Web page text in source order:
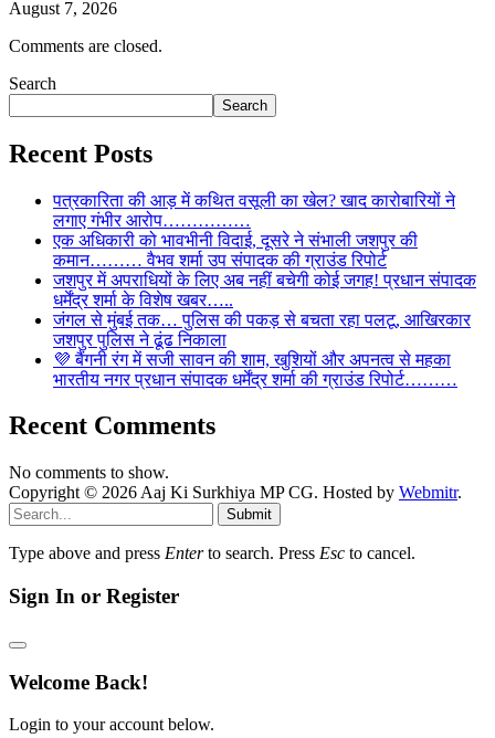
August 7, 2026
Comments are closed.
Search
Search
Recent Posts
पत्रकारिता की आड़ में कथित वसूली का खेल? खाद कारोबारियों ने
लगाए गंभीर आरोप……………
एक अधिकारी को भावभीनी विदाई, दूसरे ने संभाली जशपुर की
कमान……… वैभव शर्मा उप संपादक की ग्राउंड रिपोर्ट
जशपुर में अपराधियों के लिए अब नहीं बचेगी कोई जगह! प्रधान संपादक
धर्मेंद्र शर्मा के विशेष खबर…..
जंगल से मुंबई तक… पुलिस की पकड़ से बचता रहा पलटू, आखिरकार
जशपुर पुलिस ने ढूंढ निकाला
💜 बैंगनी रंग में सजी सावन की शाम, खुशियों और अपनत्व से महका
भारतीय नगर प्रधान संपादक धर्मेंद्र शर्मा की ग्राउंड रिपोर्ट………
Recent Comments
No comments to show.
Copyright © 2026 Aaj Ki Surkhiya MP CG. Hosted by Webmitr.
Submit
Type above and press Enterto search. Press Esc to cancel.
Sign In or Register
Welcome Back!
Login to your account below.